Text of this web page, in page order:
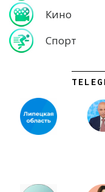
Кино
Спорт